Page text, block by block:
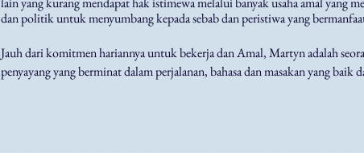
dan politik untuk menyumbang kepada sebab dan peristiwa yang
Jauh dari komitmen hariannya untuk bekerja dan Amal, Martyn adalah
penyayang yang berminat dalam perjalanan, bahasa dan masakan yang baik